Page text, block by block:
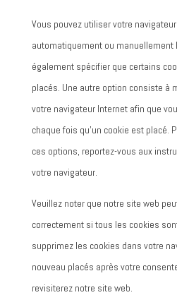
Vous pouvez utiliser votre
automatiquement ou manuellement
également spécifier que certains
placés. Une autre option consiste à
votre navigateur Internet afin que
chaque fois qu’un cookie est placé.
ces options, reportez-vous aux
votre navigateur.
Veuillez noter que notre site web
correctement si tous les cookies
supprimez les cookies dans votre
nouveau placés après votre
revisiterez notre site web.